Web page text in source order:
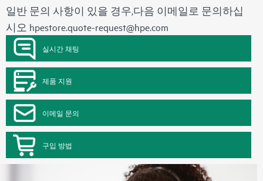
일반 문의 사항이 있을 경우,다음 이메일로 문의하십
시오 hpestore.quote-request@hpe.com
실시간 채팅
제품 지원
이메일 문의
구입 방법